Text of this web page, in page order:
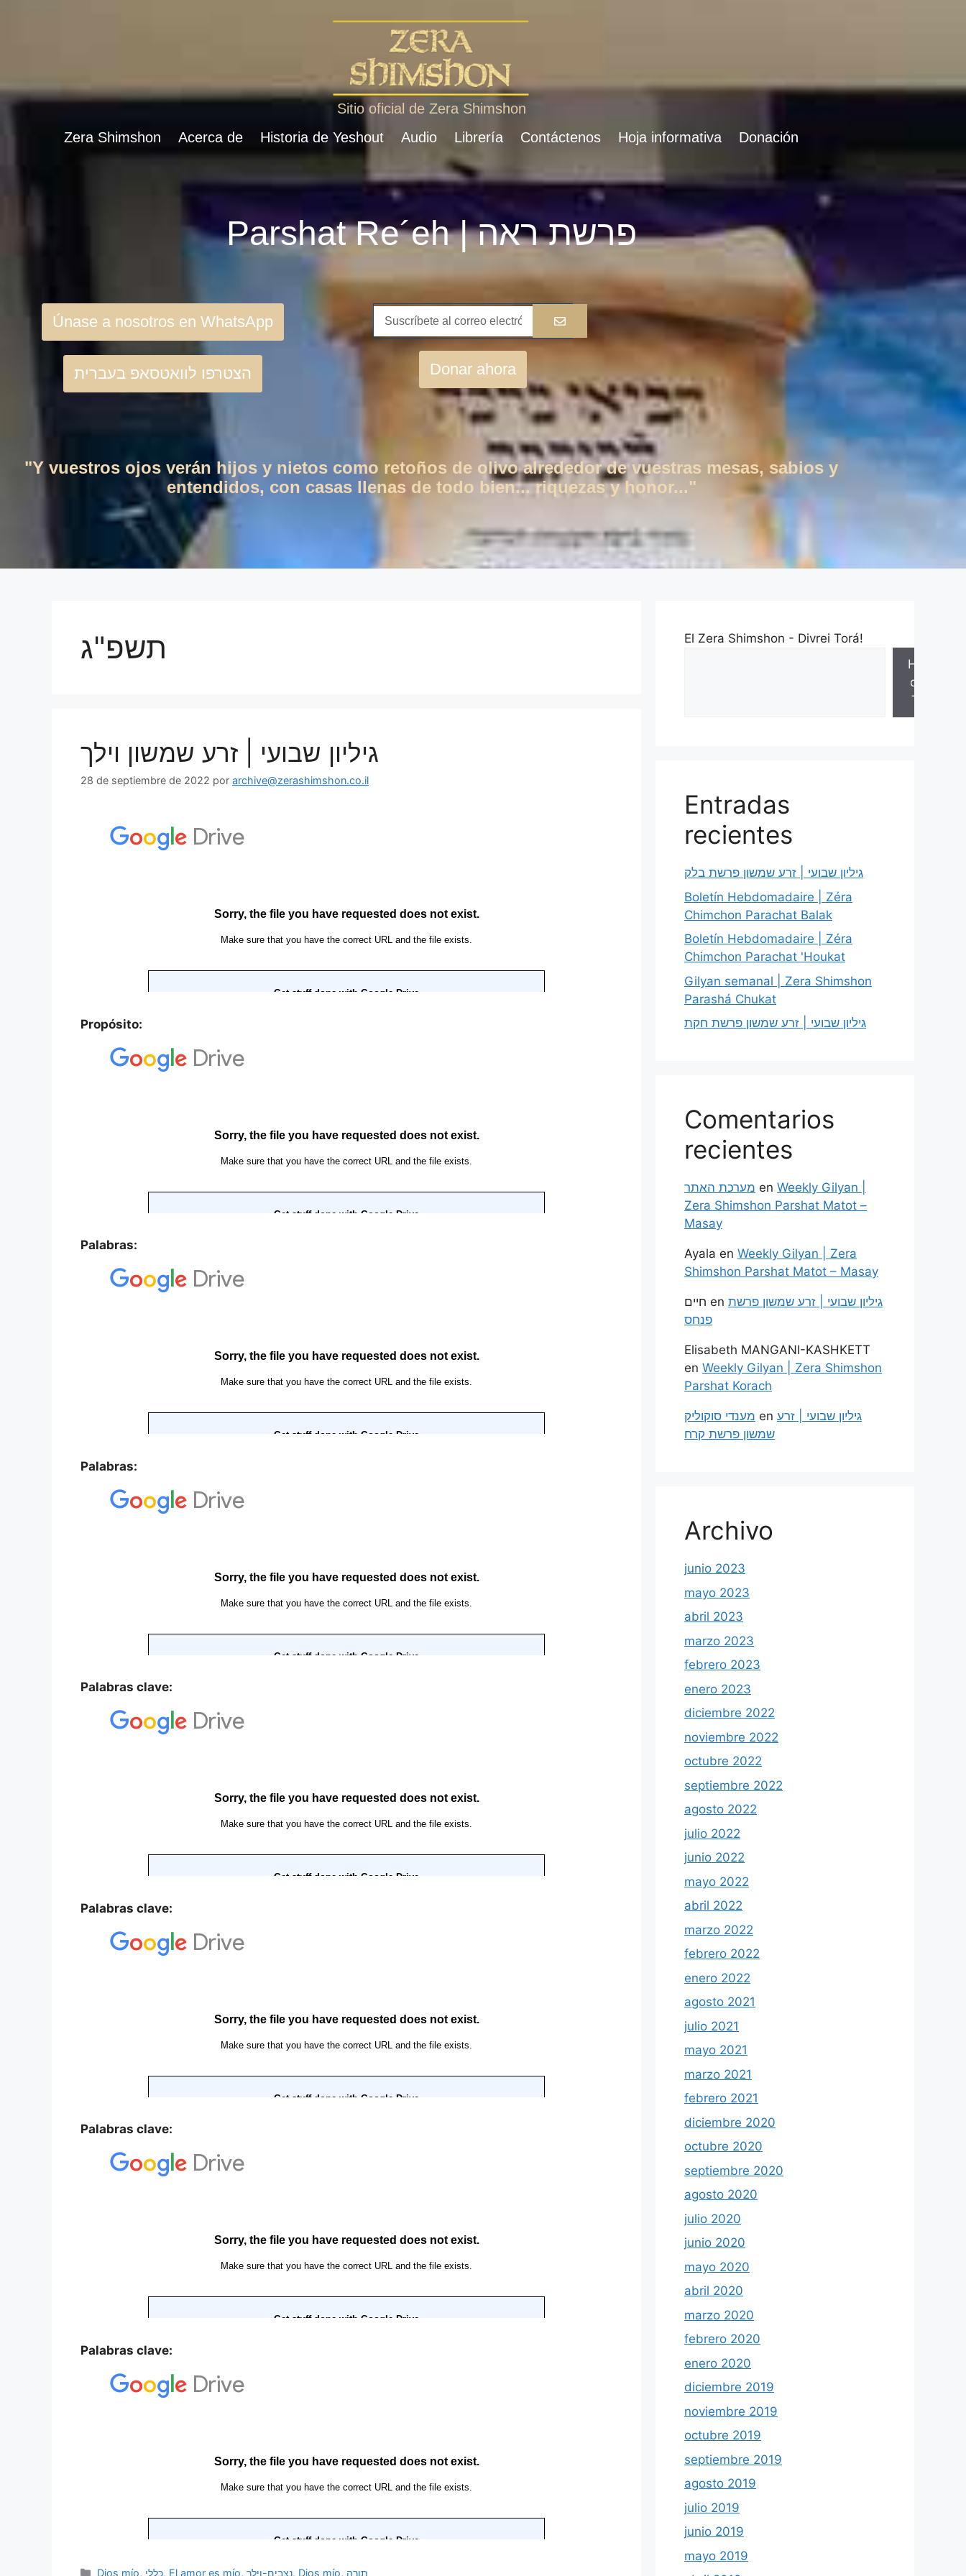
Sitio oficial de Zera Shimshon
Zera Shimshon
Acerca de Historia de Yeshout Audio Librería Contáctenos Hoja informativa Donación
Parshat Re´eh | פרשת ראה
Únase a nosotros en WhatsApp
הצטרפו לוואטסאפ בעברית Donar ahora
"Y vuestros ojos verán hijos y nietos como retoños de olivo alrededor de vuestras mesas, sabios y
entendidos, con casas llenas de todo bien... riquezas y honor..."
תשפ"ג
גיליון שבועי | זרע שמשון וילך
28 de septiembre de 2022 por archive@zerashimshon.co.il
Propósito:
Palabras:
Palabras:
Palabras clave:
Palabras clave:
Palabras clave:
Palabras clave:
Dios mío, כללי, El amor es mío,נצבים-וילך, Dios mío, תורה
El Zera Shimshon - Divrei Torá!
Hojas
de la
Torá
Entradas
recientes
גיליון שבועי | זרע שמשון פרשת בלק
Boletín Hebdomadaire | Zéra
Chimchon Parachat Balak
Boletín Hebdomadaire | Zéra
Chimchon Parachat 'Houkat
Gilyan semanal | Zera Shimshon
Parashá Chukat
גיליון שבועי | זרע שמשון פרשת חקת
Comentarios
recientes
מערכת האתר en Weekly Gilyan |
Zera Shimshon Parshat Matot –
Masay
Ayala en Weekly Gilyan | Zera
Shimshon Parshat Matot – Masay
חיים en גיליון שבועי | זרע שמשון פרשת
פנחס
Elisabeth MANGANI-KASHKETT
en Weekly Gilyan | Zera Shimshon
Parshat Korach
מענדי סוקוליק en גיליון שבועי | זרע
שמשון פרשת קרח
Archivo
junio 2023
mayo 2023
abril 2023
marzo 2023
febrero 2023
enero 2023
diciembre 2022
noviembre 2022
octubre 2022
septiembre 2022
agosto 2022
julio 2022
junio 2022
mayo 2022
abril 2022
marzo 2022
febrero 2022
enero 2022
agosto 2021
julio 2021
mayo 2021
marzo 2021
febrero 2021
diciembre 2020
octubre 2020
septiembre 2020
agosto 2020
julio 2020
junio 2020
mayo 2020
abril 2020
marzo 2020
febrero 2020
enero 2020
diciembre 2019
noviembre 2019
octubre 2019
septiembre 2019
agosto 2019
julio 2019
junio 2019
mayo 2019